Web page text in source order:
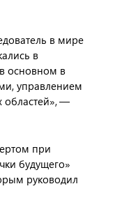
в мире
в
основном в
управлением
областей», —
при
будущего»
руководил